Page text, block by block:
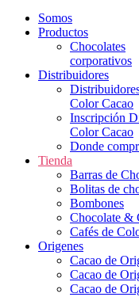
Somos
Productos
Chocolates
corporativos
Distribuidores
Color Cacao
Inscripción
Color Cacao
Donde
Tienda
Barras de
Bolitas de
Bombones
Chocolate &
Cafés de
Origenes
Cacao de
Cacao de
Cacao de